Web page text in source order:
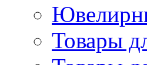
Товары